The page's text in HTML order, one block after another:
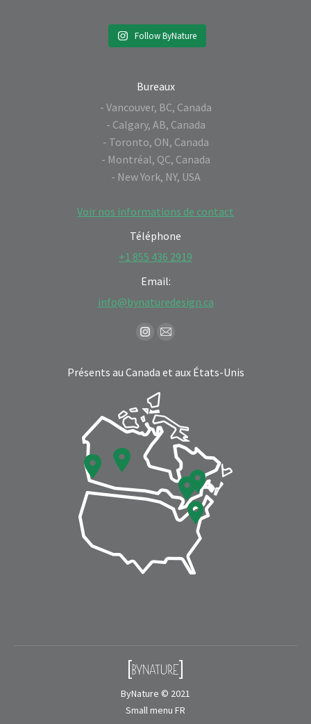
Follow ByNature
Bureaux
- Vancouver, BC, Canada
- Calgary, AB, Canada
- Toronto, ON, Canada
- Montréal, QC, Canada
- New York, NY, USA
Voir nos informations de contact
Téléphone
+1 855 436 2919
Email:
info@bynaturedesign.ca
Instagram
opens
in
new
window
Mail
opens
window
Présents au Canada et aux États-Unis
ByNature © 2021
Small menu FR